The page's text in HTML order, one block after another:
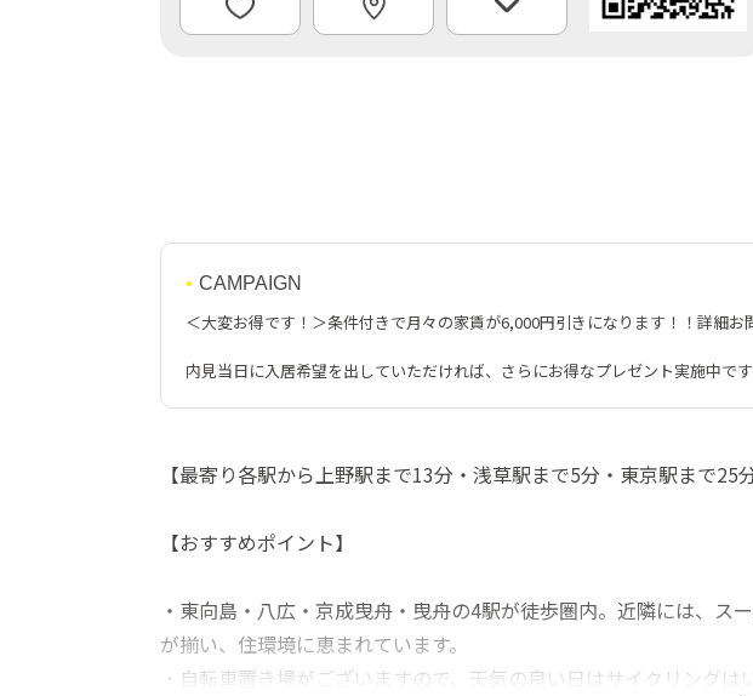
CAMPAIGN
＜大変お得です！＞条件付きで月々の家賃が6,000円引きになります！！詳細
内見当日に入居希望を出していただければ、さらにお得なプレゼント実施中で
【最寄り各駅から上野駅まで13分・浅草駅まで5分・東京駅まで
【おすすめポイント】
・東向島・八広・京成曳舟・曳舟の4駅が徒歩圏内。近隣には、
が揃い、住環境に恵まれています。
・自転車置き場がございますので、天気の良い日はサイクリング